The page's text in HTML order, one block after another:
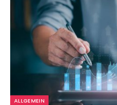
ALLGEMEIN